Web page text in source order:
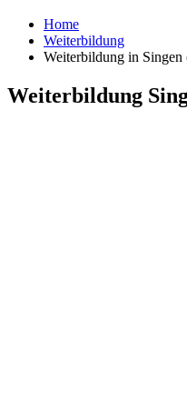
Home
Weiterbildung
Weiterbildung in
Weiterbildung